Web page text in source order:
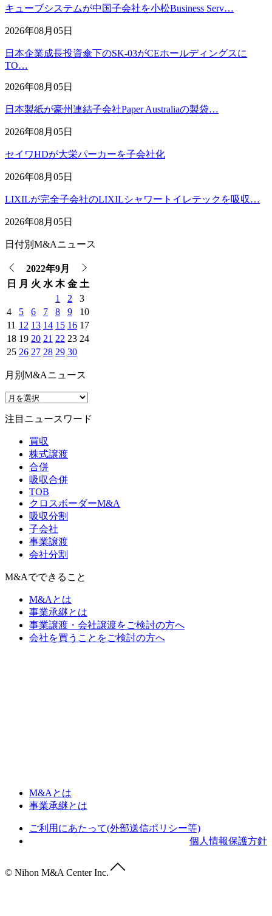
キューブシステムが中国子会社を小松Business Serv…
2026年08月05日
日本企業成長投資傘下のSK-03がCEホールディングスに
TO…
2026年08月05日
日本製紙が豪州連結子会社Paper Australiaの製袋…
2026年08月05日
セイワHDが大栄パーカーを子会社化
2026年08月05日
LIXILが完全子会社のLIXILシャワートイレテックを吸収…
2026年08月05日
日付別M&Aニュース
2022年9月
日
月 火 水 木 金 土
1
2
3
4
5 6 7 8 9
10
11 12 13 14 15 16 17
18 19 20 21 22 23 24
25 26 27 28 29 30
月別M&Aニュース
注目ニュースワード
買収
株式譲渡
合併
吸収合併
TOB
クロスボーダーM&A
吸収分割
子会社
事業譲渡
会社分割
M&Aでできること
M&Aとは
事業承継とは
事業譲渡・会社譲渡をご検討の方へ
会社を買うことをご検討の方へ
M&Aとは
事業承継とは
ご利用にあたって(外部送信ポリシー等)
個人情報保護方針
© Nihon M&A Center Inc.